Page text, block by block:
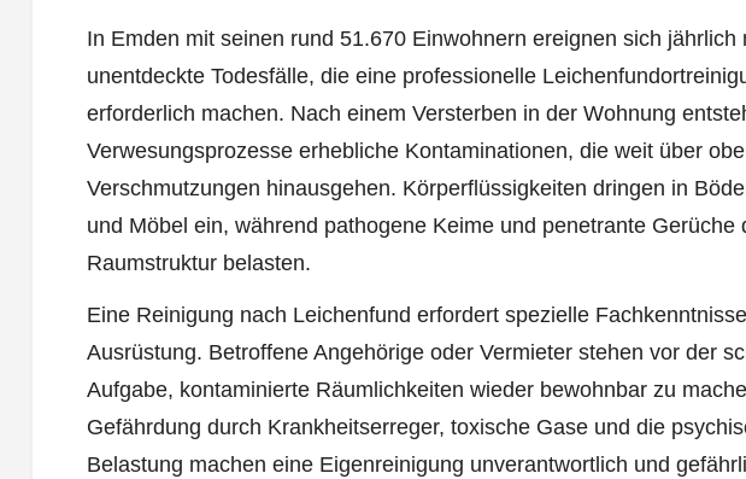
In Emden mit seinen rund 51.670 Einwohnern ereignen sich jährlich
unentdeckte Todesfälle, die eine professionelle
erforderlich machen. Nach einem Versterben in der Wohnung
Verwesungsprozesse erhebliche Kontaminationen, die weit über
Verschmutzungen hinausgehen. Körperflüssigkeiten dringen in
und Möbel ein, während pathogene Keime und penetrante Gerüche
Raumstruktur belasten.
Eine Reinigung nach Leichenfund erfordert spezielle
Ausrüstung. Betroffene Angehörige oder Vermieter stehen vor der
Aufgabe, kontaminierte Räumlichkeiten wieder bewohnbar zu
Gefährdung durch Krankheitserreger, toxische Gase und die
Belastung machen eine Eigenreinigung unverantwortlich und